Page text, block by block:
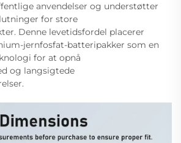
anvendelser og understøtter
for store
Denne levetidsfordel placerer
jernfosfat-batteripakker som en
for at opnå
og langsigtede